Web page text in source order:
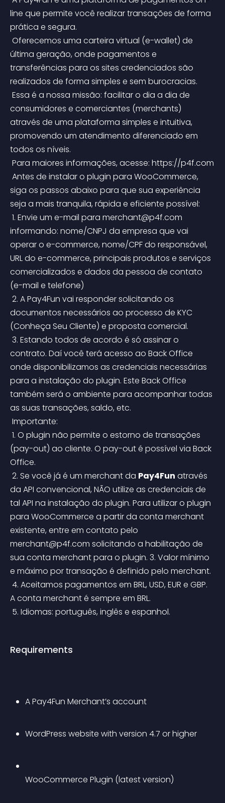
line que permite você realizar transações de forma
prática e segura.
última geração, onde pagamentos e
transferências para os sites credenciados são
realizados de forma simples e sem burocracias.
consumidores e comerciantes (merchants)
através de uma plataforma simples e intuitiva,
promovendo um atendimento diferenciado em
todos os níveis.
Para maiores informações, acesse: https://p4f.com
siga os passos abaixo para que sua experiência
seja a mais tranquila, rápida e eficiente possível:
1. Envie um e-mail para merchant@p4f.com
informando: nome/CNPJ da empresa que vai
operar o e-commerce, nome/CPF do responsável,
URL do e-commerce, principais produtos e serviços
comercializados e dados da pessoa de contato
(e-mail e telefone)
documentos necessários ao processo de KYC
(Conheça Seu Cliente) e proposta comercial.
contrato. Daí você terá acesso ao Back Office
onde disponibilizamos as credenciais necessárias
para a instalação do plugin. Este Back Office
também será o ambiente para acompanhar todas
as suas transações, saldo, etc.
Importante:
(pay-out) ao cliente. O pay-out é possível via Back
Office.
2. Se você já é um merchant da Pay4Fun através
da API convencional, NÃO utilize as credenciais de
tal API na instalação do plugin. Para utilizar o plugin
para WooCommerce a partir da conta merchant
existente, entre em contato pelo
merchant@p4f.com solicitando a habilitação de
sua conta merchant para o plugin. 3. Valor mínimo
e máximo por transação é definido pelo merchant.
A conta merchant é sempre em BRL.
5. Idiomas: português, inglês e espanhol.
Requirements
A Pay4Fun Merchant’s account
WordPress website with version 4.7 or higher
WooCommerce Plugin (latest version)